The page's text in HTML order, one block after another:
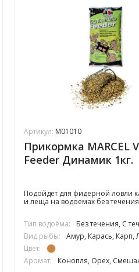
Артикул: M01010
Прикормка MARCEL
Feeder Динамик 1кг.
Подойдет для фидерной ловли
и леща на водоемах без
Тип водоёма:
Без течения, С
Вид рыбы:
Амур, Карась, Карп, Лещ, Линь,
Цвет:
Аромат:
Конопля, Орех,